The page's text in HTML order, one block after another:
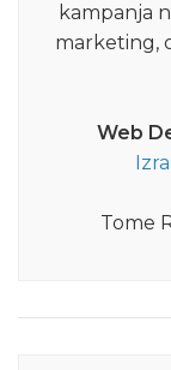
kampanja
marketing,
Web
Tome